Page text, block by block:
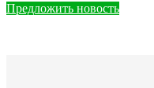
Предложить новость